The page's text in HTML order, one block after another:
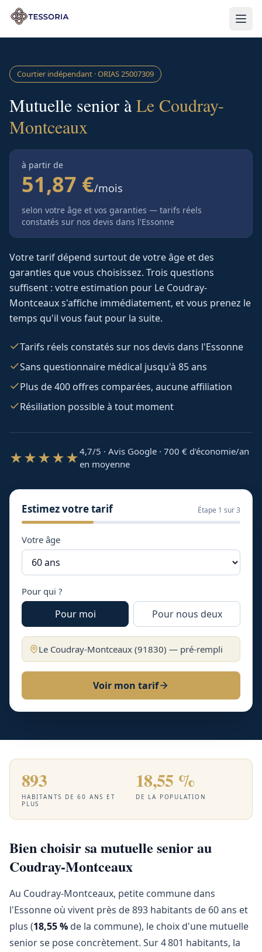
Aller au contenu principal
Courtier indépendant · ORIAS25007309
Mutuelle senior àLe Coudray-
Montceaux
à partir de
51,87 €/mois
selon votre âge et vos garanties — tarifs réels
constatés sur nos devis dans l'Essonne
Votre tarif dépend surtout de votre âge et des
garanties que vous choisissez. Trois questions
suffisent : votre estimation pour Le Coudray-
Montceauxs'affiche immédiatement, et vous prenez le
temps qu'il vous faut pour la suite.
Tarifs réels constatés sur nos devis dans l'Essonne
Sans questionnaire médical jusqu'à 85 ans
Plus de 400 offres comparées, aucune affiliation
Résiliation possible à tout moment
★★★★★4,7/5 · Avis Google · 700 € d'économie/an
en moyenne
Estimez votre tarif Étape 1 sur 3
Votre âge
Pour qui ?
Pour moi Pour nous deux
Le Coudray-Montceaux (91830) — pré-rempli
Voir mon tarif
893
HABITANTS DE 60 ANS ET
PLUS
18,55 %
DE LA POPULATION
Bien choisir sa mutuelle senior au
Coudray-Montceaux
Au Coudray-Montceaux, petite commune dans
l'Essonne où vivent près de 893 habitants de 60 ans et
plus (18,55 % de la commune), le choix d'une mutuelle
senior se pose concrètement. Sur 4 801 habitants, la